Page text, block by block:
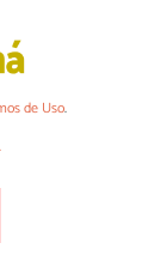
de Uso.